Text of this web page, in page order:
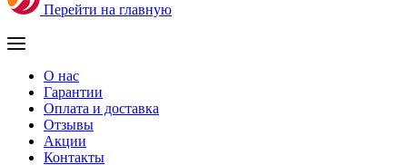
Перейти на главную
О нас
Гарантии
Оплата и доставка
Отзывы
Акции
Контакты